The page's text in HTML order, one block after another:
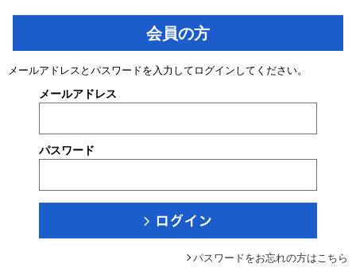
会員の方
メールアドレスとパスワードを入力してログインしてください。
メールアドレス
パスワード
パスワードをお忘れの方はこちら